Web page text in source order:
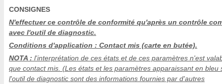
CONSIGNES
N'effectuer ce contrôle de conformité qu'après un contrôle
avec l'outil de diagnostic.
Conditions d'application : Contact mis (carte en butée).
NOTA : l'interprétation de ces états et de ces paramètres n'est
que contact mis. (Les états et les paramètres apparaissant en bleu
l'outil de diagnostic sont des informations fournies par d'autres